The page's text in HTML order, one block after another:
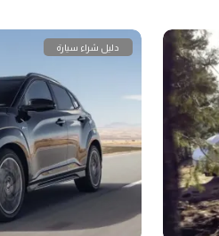
دليل شراء سيارة